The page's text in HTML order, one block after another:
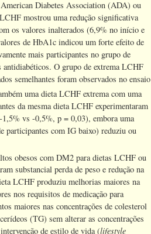
Diabetes Association (ADA) ou
mostrou uma redução significativa
os valores inalterados (6,9% no início e
de HbA1c indicou um forte efeito de
mais participantes no grupo de
O grupo de extrema LCHF
semelhantes foram observados no ensaio
uma dieta LCHF extrema com uma
da mesma dieta LCHF experimentaram
vs -0,5%, p = 0,03), embora uma
participantes com IG baixo) reduziu ou
obesos com DM2 para dietas LCHF ou
substancial perda de peso e redução na
LCHF produziu melhorias maiores na
nos requisitos de medicação para
maiores nas concentrações de colesterol
(TG) sem alterar as concentrações
de estilo de vida (lifestyle